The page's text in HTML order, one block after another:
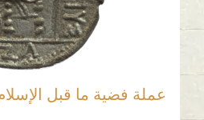
عملة فضية ما قبل الإسلام SAA219N